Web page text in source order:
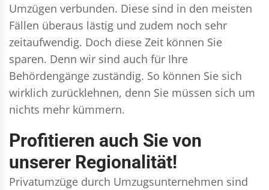
Umzügen verbunden. Diese sind in den meisten
Fällen überaus lästig und zudem noch sehr
zeitaufwendig. Doch diese Zeit können Sie
sparen. Denn wir sind auch für Ihre
Behördengänge zuständig. So können Sie sich
wirklich zurücklehnen, denn Sie müssen sich um
nichts mehr kümmern.
Profitieren auch Sie von
unserer Regionalität!
Privatumzüge durch Umzugsunternehmen sind